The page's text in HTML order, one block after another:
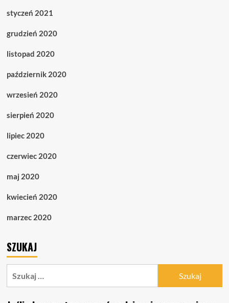
styczeń 2021
grudzień 2020
listopad 2020
październik 2020
wrzesień 2020
sierpień 2020
lipiec 2020
czerwiec 2020
maj 2020
kwiecień 2020
marzec 2020
SZUKAJ